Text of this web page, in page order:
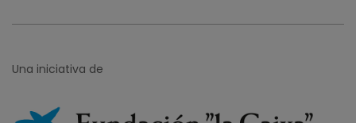
Una iniciativa de